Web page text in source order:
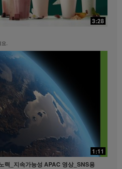
20:24
B
29:40
과 엉덩이 근육에 초점을 맞춘 이 필라테스에
15:40
운동 #1
3:28
.
1:11
력_지속가능성 APAC 영상_SNS용